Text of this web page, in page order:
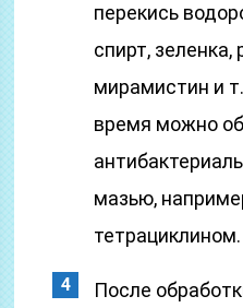
перекись
спирт,
мирамистин и
время можно
мазью,
тетрациклином.
После